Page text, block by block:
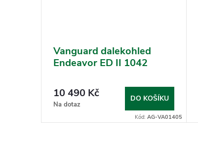
Vanguard dalekohled
Endeavor ED II 1042
10 490 Kč
Na dotaz
DO KOŠÍKU
Kód: AG-VA01405